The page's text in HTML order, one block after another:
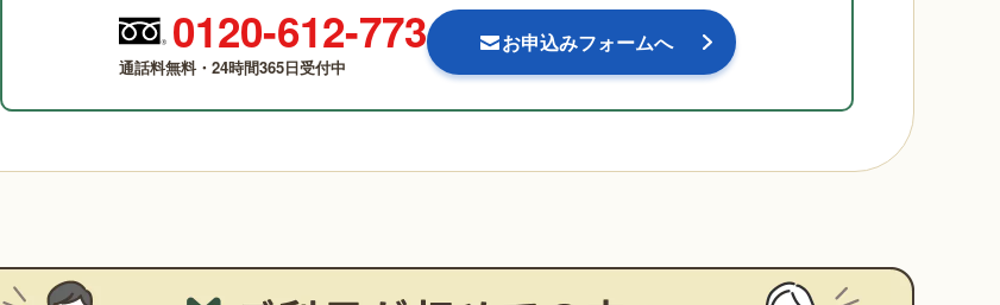
0120-612-773
通話料無料・24時間365日受付中
お申込みフォームへ